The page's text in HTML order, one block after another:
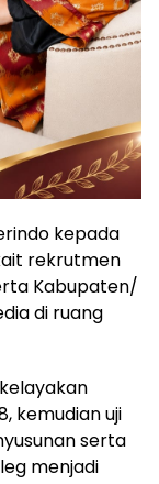
kepada
rekrutmen
Kabupaten/
di ruang
kemudian uji
serta
menjadi